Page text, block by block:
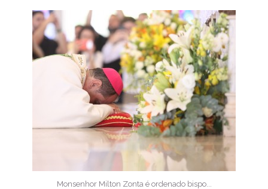
Monsenhor Milton Zonta é ordenado bispo...